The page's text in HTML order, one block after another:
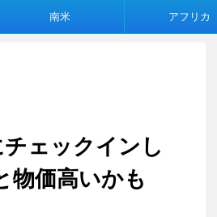
南米 アフリカ
ェックインし
価高いかも